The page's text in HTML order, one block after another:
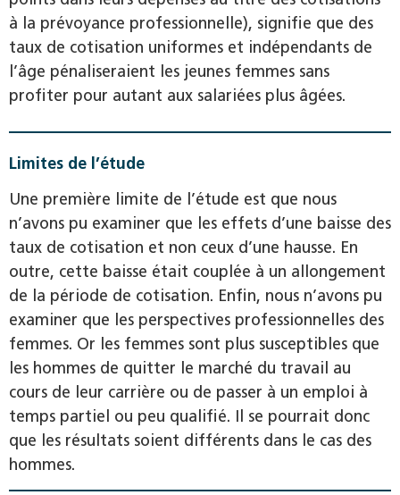
à la prévoyance professionnelle), signifie que des
taux de cotisation uniformes et indépendants de
l’âge pénaliseraient les jeunes femmes sans
profiter pour autant aux salariées plus âgées.
Limites de l’étude
Une première limite de l’étude est que nous
n’avons pu examiner que les effets d’une baisse des
taux de cotisation et non ceux d’une hausse. En
outre, cette baisse était couplée à un allongement
de la période de cotisation. Enfin, nous n’avons pu
examiner que les perspectives professionnelles des
femmes. Or les femmes sont plus susceptibles que
les hommes de quitter le marché du travail au
cours de leur carrière ou de passer à un emploi à
temps partiel ou peu qualifié. Il se pourrait donc
que les résultats soient différents dans le cas des
hommes.